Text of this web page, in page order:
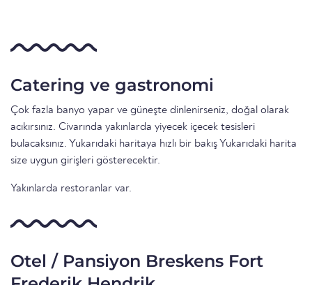
Catering ve gastronomi
Çok fazla banyo yapar ve güneşte dinlenirseniz, doğal olarak
acıkırsınız. Civarında yakınlarda yiyecek içecek tesisleri
bulacaksınız. Yukarıdaki haritaya hızlı bir bakış Yukarıdaki harita
size uygun girişleri gösterecektir.
Yakınlarda restoranlar var.
Otel / Pansiyon Breskens Fort